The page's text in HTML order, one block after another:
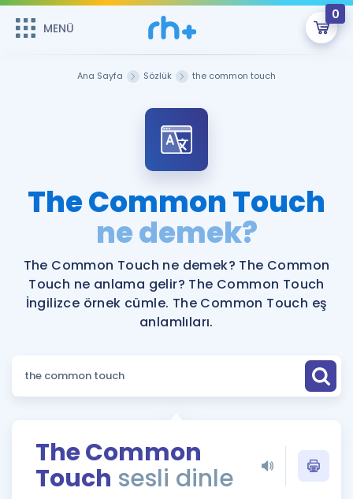
MENÜ
0
Şifremi Hatırlamıyorum
Sepetin Şu An Boş.
Remzi Hoca ile seni sınava hazırlayacak onlarca eğitim seni
bekliyor!
MENÜ
Faydalı Araçlar
Ücretsiz Kaynaklar
Kampanyalar
Blog
İngilizce Gramer
Kariyer
Ana Sayfa Sözlük the common touch
The Common Touch
ne demek?
The Common Touch ne demek? The Common
Touch ne anlama gelir? The Common Touch
İngilizce örnek cümle. The Common Touch eş
anlamlıları.
The Common
Touch sesli dinle